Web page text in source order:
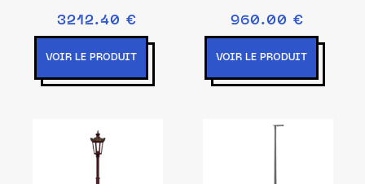
3212.40 €
VOIR LE PRODUIT
960.00 €
VOIR LE PRODUIT